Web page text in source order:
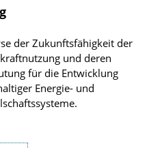
der Zukunftsfähigkeit der
und deren
für die Entwicklung
Energie- und